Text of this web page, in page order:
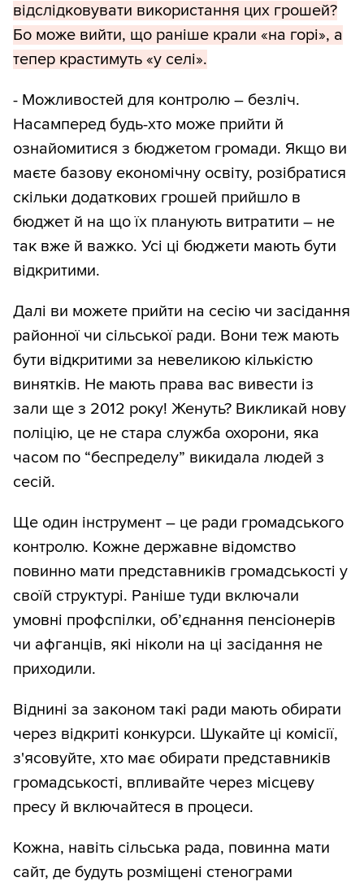
відслідковувати використання цих грошей?
Бо може вийти, що раніше крали «на горі», а
тепер крастимуть «у селі».
- Можливостей для контролю – безліч.
Насамперед будь-хто може прийти й
ознайомитися з бюджетом громади. Якщо ви
маєте базову економічну освіту, розібратися
скільки додаткових грошей прийшло в
бюджет й на що їх планують витратити – не
так вже й важко. Усі ці бюджети мають бути
відкритими.
Далі ви можете прийти на сесію чи засідання
районної чи сільської ради. Вони теж мають
бути відкритими за невеликою кількістю
винятків. Не мають права вас вивести із
зали ще з 2012 року! Женуть? Викликай нову
поліцію, це не стара служба охорони, яка
часом по “беспределу” викидала людей з
сесій.
Ще один інструмент – це ради громадського
контролю. Кожне державне відомство
повинно мати представників громадськості у
своїй структурі. Раніше туди включали
умовні профспілки, об’єднання пенсіонерів
чи афганців, які ніколи на ці засідання не
приходили.
Віднині за законом такі ради мають обирати
через відкриті конкурси. Шукайте ці комісії,
з'ясовуйте, хто має обирати представників
громадськості, впливайте через місцеву
пресу й включайтеся в процеси.
Кожна, навіть сільська рада, повинна мати
сайт, де будуть розміщені стенограми